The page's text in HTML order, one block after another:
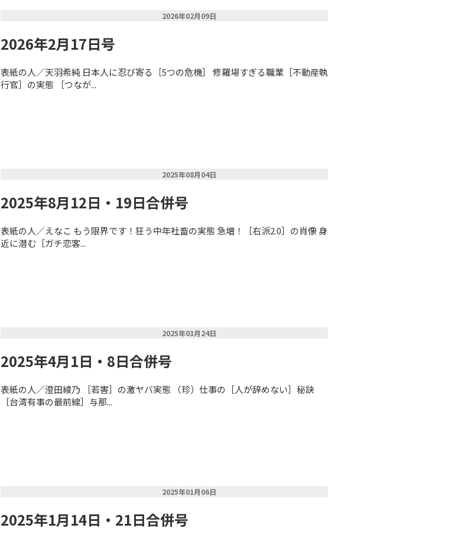
2026年02月09日
2026年2月17日号
表紙の人／天羽希純 日本人に忍び寄る［5つの危機］ 修羅場すぎる職業［不動産執
行官］の実態 ［つなが...
2025年08月04日
2025年8月12日・19日合併号
表紙の人／えなこ もう限界です！狂う中年社畜の実態 急増！［右派2.0］の肖像 身
近に潜む［ガチ恋客...
2025年03月24日
2025年4月1日・8日合併号
表紙の人／澄田綾乃 ［若害］の激ヤバ実態 （珍）仕事の［人が辞めない］秘訣
［台湾有事の最前線］与那...
2025年01月06日
2025年1月14日・21日合併号